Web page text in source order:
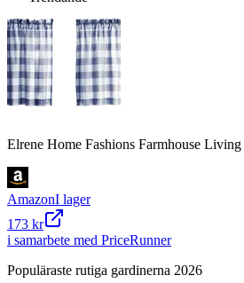
Elrene Home Fashions Farmhouse
AmazonI lager
173 kr
i samarbete med PriceRunner
Populäraste rutiga gardinerna 2026